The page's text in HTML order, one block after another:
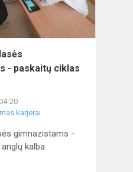
ciklas
anglų
- paskaitų ciklas
20
karjerai
gimnazistams -
kalba